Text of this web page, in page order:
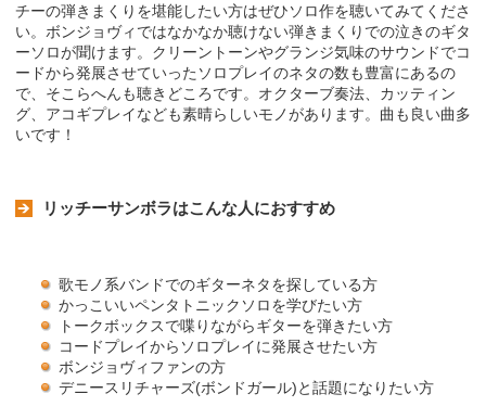
チーの弾きまくりを堪能したい方はぜひソロ作を聴いてみてくださ
い。ボンジョヴィではなかなか聴けない弾きまくりでの泣きのギタ
ーソロが聞けます。クリーントーンやグランジ気味のサウンドでコ
ードから発展させていったソロプレイのネタの数も豊富にあるの
で、そこらへんも聴きどころです。オクターブ奏法、カッティン
グ、アコギプレイなども素晴らしいモノがあります。曲も良い曲多
いです！
リッチーサンボラはこんな人におすすめ
歌モノ系バンドでのギターネタを探している方
かっこいいペンタトニックソロを学びたい方
トークボックスで喋りながらギターを弾きたい方
コードプレイからソロプレイに発展させたい方
ボンジョヴィファンの方
デニースリチャーズ(ボンドガール)と話題になりたい方